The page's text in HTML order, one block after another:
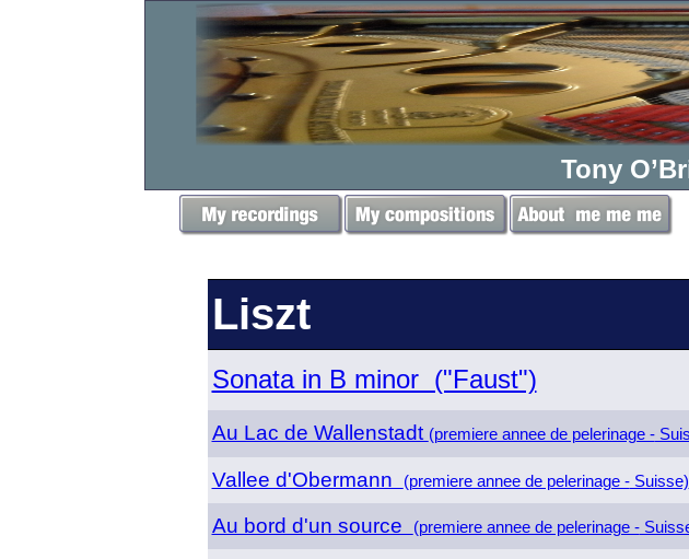
Tony
Liszt
Sonata in B minor ("Faust")
Au Lac de Wallenstadt (premiere annee de pelerinage -
Vallee d'Obermann (premiere annee de pelerinage -Suisse)
Au bord d'un source (premiere annee de pelerinage -